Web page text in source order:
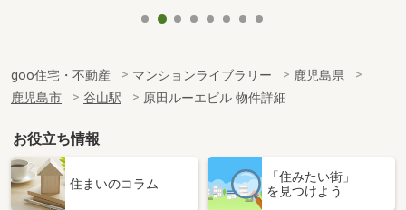
goo住宅・不動産 マンションライブラリー
鹿児島県
鹿児島市
谷山駅 原田ルーエビル 物件詳細
お役立ち情報
住まいのコラム
「住みたい街」
を見つけよう